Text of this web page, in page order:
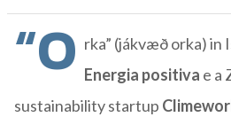
“O rka” (jákvæð orka) in
Energia positiva e a
sustainability startup